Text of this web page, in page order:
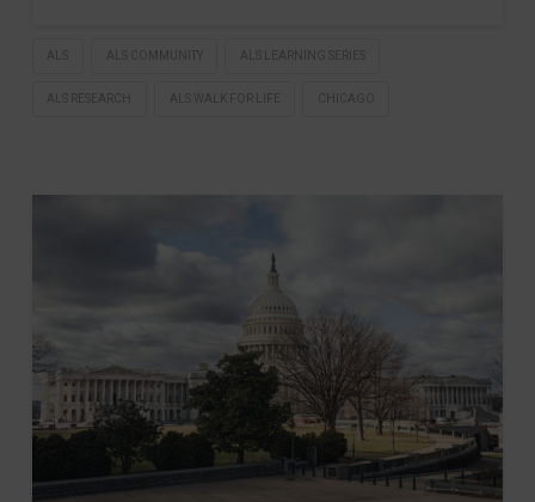
ALS ALS COMMUNITY ALS LEARNING SERIES
ALS RESEARCH ALS WALK FOR LIFE CHICAGO